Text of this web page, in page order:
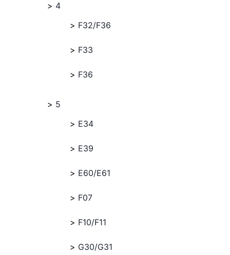
4
F32/F36
F33
F36
5
E34
E39
E60/E61
F07
F10/F11
G30/G31